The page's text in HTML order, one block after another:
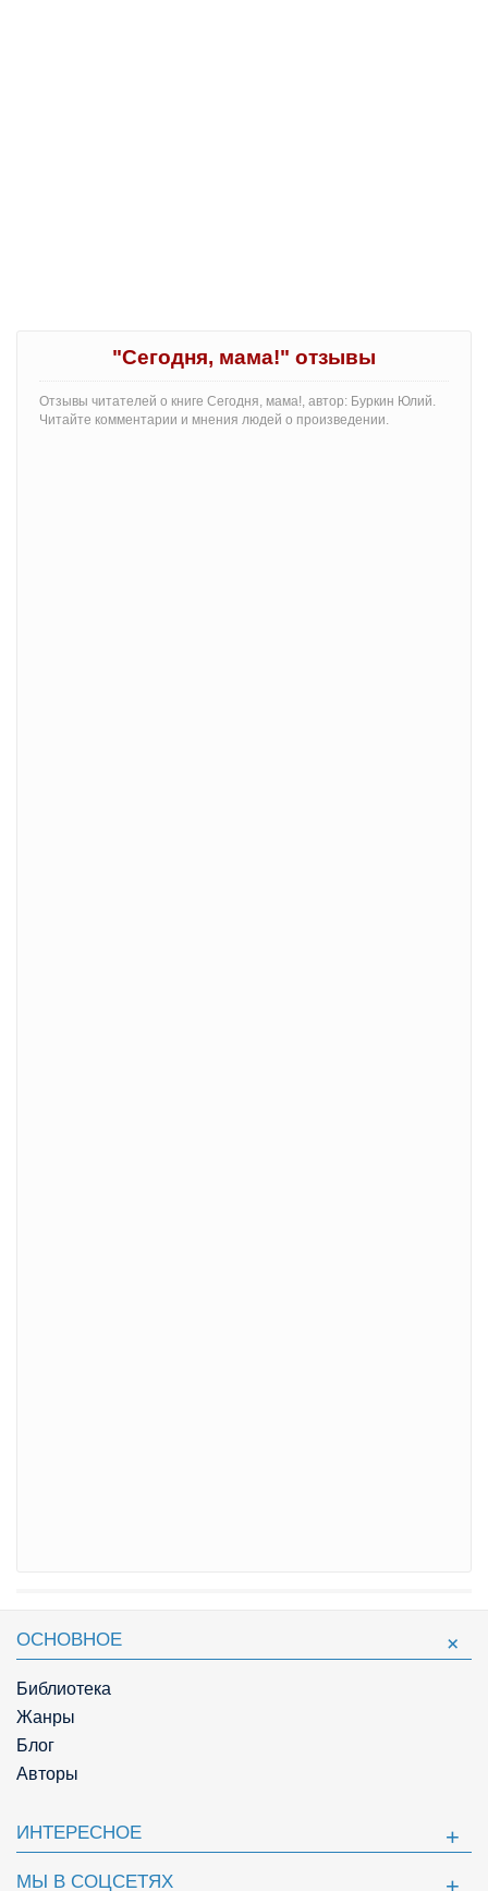
"Сегодня, мама!" отзывы
Отзывы читателей о книге Сегодня, мама!, автор: Буркин Юлий.
Читайте комментарии и мнения людей о произведении.
ОСНОВНОЕ
Библиотека
Жанры
Блог
Авторы
ИНТЕРЕСНОЕ
МЫ В СОЦСЕТЯХ